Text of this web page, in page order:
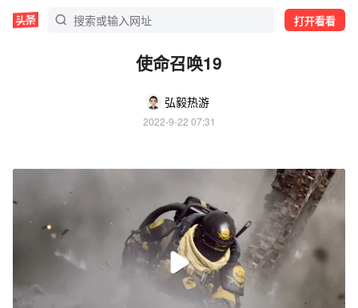
打开看看
使命召唤19
弘毅热游
2022-9-22 07:31